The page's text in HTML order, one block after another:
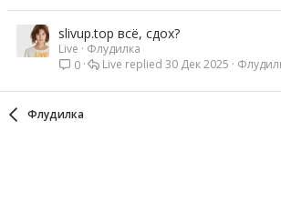
slivup.top всё, сдох?
Live
Флудилка
0
30 Дек 2025
Live
Флудилка